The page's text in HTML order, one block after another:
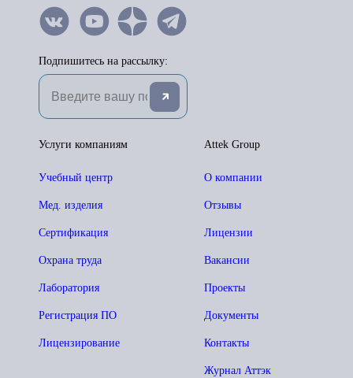
Подпишитесь на рассылку:
Attek Group
О компании
Отзывы
Лицензии
Вакансии
Проекты
Документы
Контакты
Журнал Аттэк
Услуги компаниям
Учебный центр
Мед. изделия
Сертификация
Охрана труда
Лаборатория
Регистрация ПО
Лицензирование